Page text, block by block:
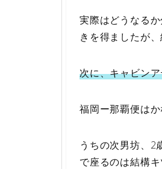
実際はどうなる
きを得ましたが、
次に、キャビン
福岡ー那覇便は
うちの次男坊、2
で座るのは結構